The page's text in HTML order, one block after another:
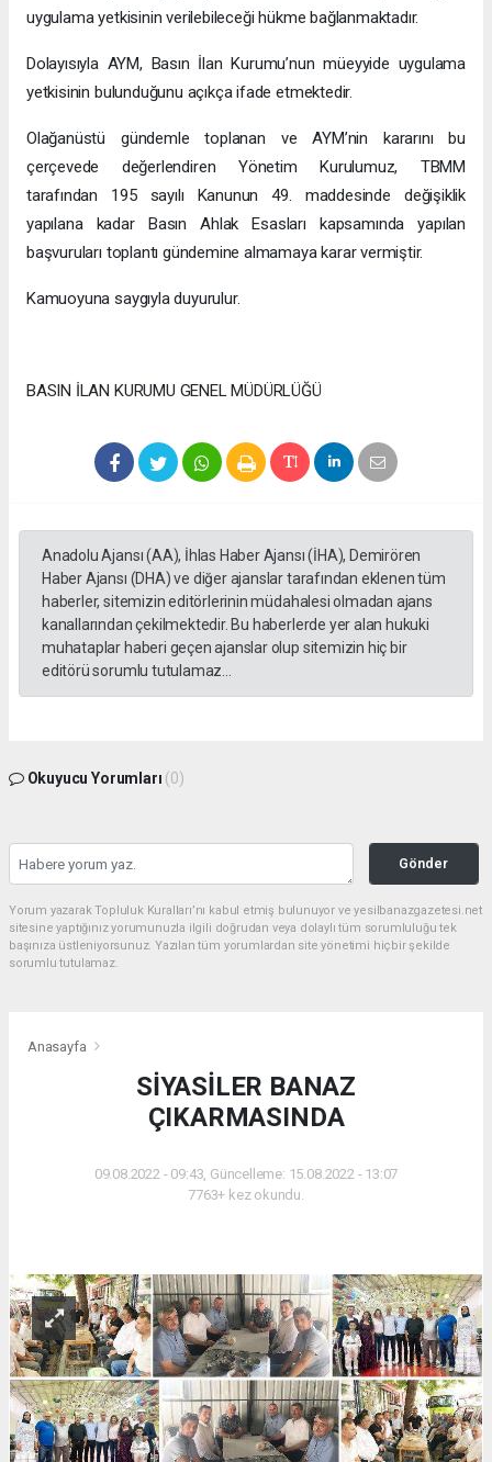
uygulama yetkisinin verilebileceği hükme bağlanmaktadır.
Dolayısıyla AYM, Basın İlan Kurumu’nun müeyyide uygulama
yetkisinin bulunduğunu açıkça ifade etmektedir.
Olağanüstü gündemle toplanan ve AYM’nin kararını bu
çerçevede değerlendiren Yönetim Kurulumuz, TBMM
tarafından 195 sayılı Kanunun 49. maddesinde değişiklik
yapılana kadar Basın Ahlak Esasları kapsamında yapılan
başvuruları toplantı gündemine almamaya karar vermiştir.
Kamuoyuna saygıyla duyurulur.
BASIN İLAN KURUMU GENEL MÜDÜRLÜĞÜ
Anadolu Ajansı (AA), İhlas Haber Ajansı (İHA), Demirören
Haber Ajansı (DHA) ve diğer ajanslar tarafından eklenen tüm
haberler, sitemizin editörlerinin müdahalesi olmadan ajans
kanallarından çekilmektedir. Bu haberlerde yer alan hukuki
muhataplar haberi geçen ajanslar olup sitemizin hiç bir
editörü sorumlu tutulamaz...
Okuyucu Yorumları (0)
Gönder
Yorum yazarak Topluluk Kuralları’nı kabul etmiş bulunuyor ve yesilbanazgazetesi.net
sitesine yaptığınız yorumunuzla ilgili doğrudan veya dolaylı tüm sorumluluğu tek
başınıza üstleniyorsunuz. Yazılan tüm yorumlardan site yönetimi hiçbir şekilde
sorumlu tutulamaz.
Anasayfa
SİYASİLER BANAZ
ÇIKARMASINDA
09.08.2022 - 09:43, Güncelleme: 15.08.2022 - 13:07
7763+ kez okundu.